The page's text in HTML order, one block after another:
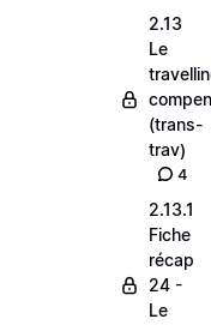
2.13
Le
(trans-
trav)
4
2.13.1
Fiche
récap
24 -
Le